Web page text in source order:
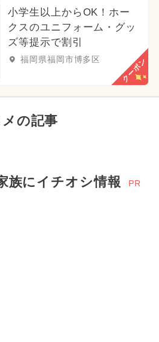
小学生以上からOK！ホー
クスのユニフォーム・グッ
ズ等提示で割引
福岡県福岡市博多区 クーポン
の記事
族にイチオシ情報 PR